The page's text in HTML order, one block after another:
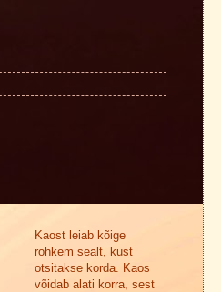
Kaost leiab kõige
rohkem sealt, kust
otsitakse korda. Kaos
võidab alati korra, sest